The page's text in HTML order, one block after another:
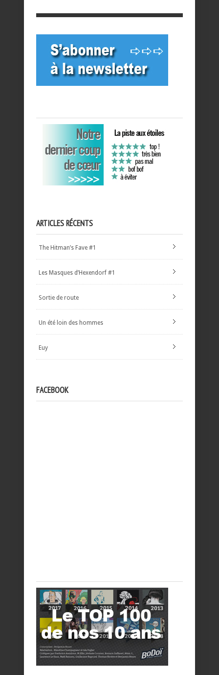
ARTICLES RÉCENTS
The Hitman’s Fave #1
Les Masques d’Hexendorf #1
Sortie de route
Un été loin des hommes
Euy
FACEBOOK